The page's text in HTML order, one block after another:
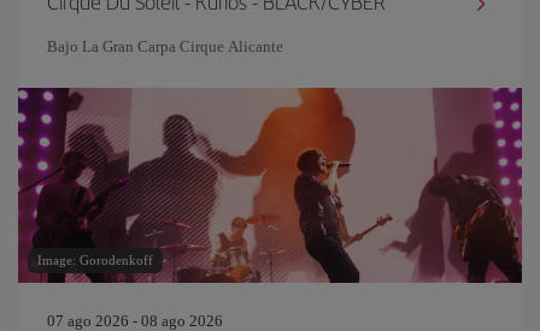
Bajo La Gran Carpa Cirque Alicante
Image: Gorodenkoff
07 ago 2026 - 08 ago 2026